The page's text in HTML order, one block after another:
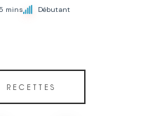
mins Débutant